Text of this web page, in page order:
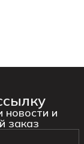
и
заказ